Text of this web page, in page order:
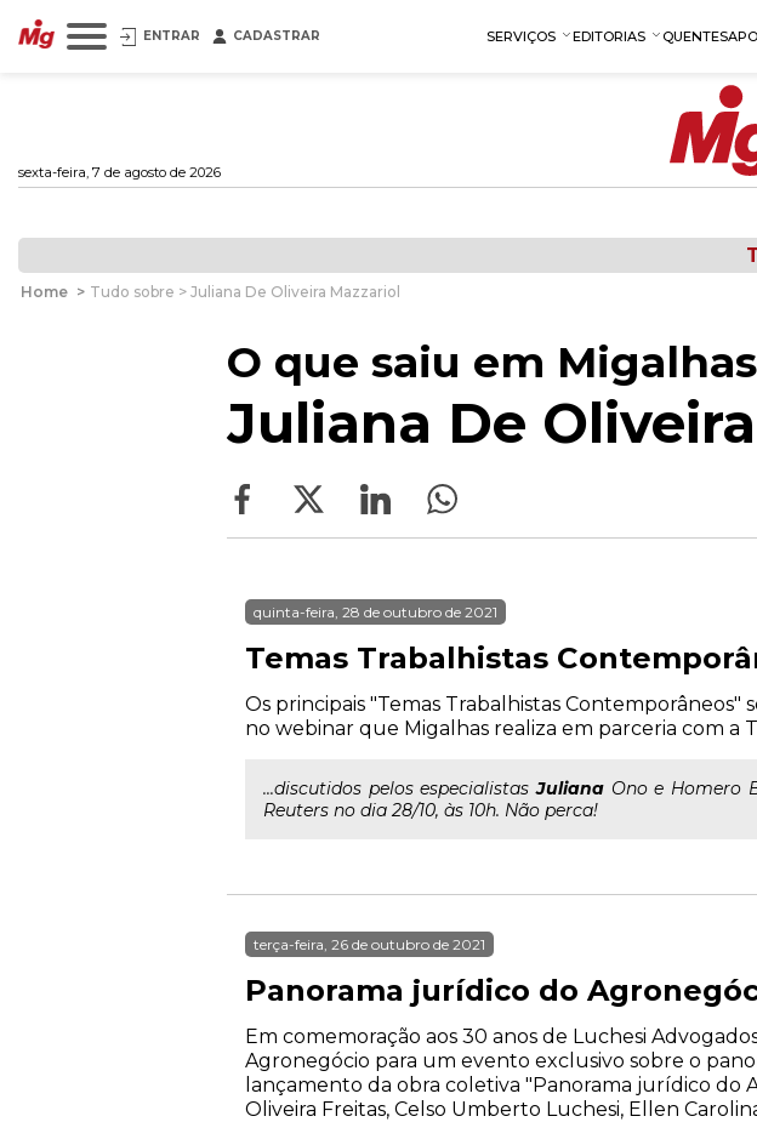
ENTRAR CADASTRAR SERVIÇOS EDITORIAS QUENTES
sexta-feira, 7 de agosto de 2026
Home > Tudo sobre > Juliana De Oliveira Mazzariol
O que saiu em
Juliana De
quinta-feira, 28 de outubro de 2021
Temas Trabalhistas
Os principais "Temas Trabalhistas
no webinar que Migalhas realiza em parceria com a
...discutidos pelos especialistasJulianaOno e Homero
Reuters no dia 28/10, às 10h. Não perca!
terça-feira, 26 de outubro de 2021
Panorama jurídico do
Em comemoração aos 30 anos de Luchesi
Agronegócio para um evento exclusivo sobre o
lançamento da obra coletiva "Panorama jurídico do
Oliveira Freitas, Celso Umberto Luchesi, Ellen